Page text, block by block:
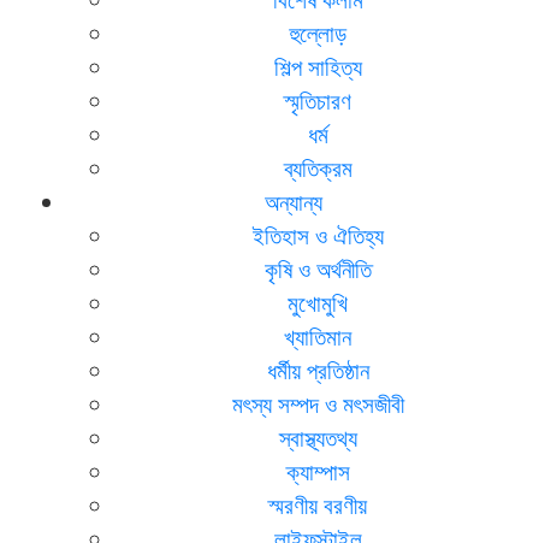
হুল্লোড়
শিল্প সাহিত্য
স্মৃতিচারণ
ধর্ম
ব্যতিক্রম
অন্যান্য
ইতিহাস ও ঐতিহ্য
কৃষি ও অর্থনীতি
মুখোমুখি
খ্যাতিমান
ধর্মীয় প্রতিষ্ঠান
মৎস্য সম্পদ ও মৎসজীবী
স্বাস্থ্যতথ্য
ক্যাম্পাস
স্মরণীয় বরণীয়